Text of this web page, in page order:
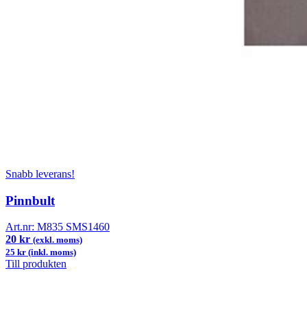
Snabb leverans!
Pinnbult
Art.nr: M835 SMS1460
20 kr (exkl. moms)
25 kr (inkl. moms)
Till produkten